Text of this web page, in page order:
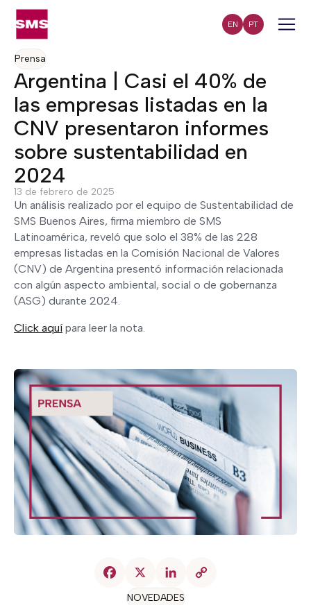
EN PT
Prensa
Argentina | Casi el 40% de
las empresas listadas en la
CNV presentaron informes
sobre sustentabilidad en
2024
13 de febrero de 2025
Un análisis realizado por el equipo de Sustentabilidad de
SMS Buenos Aires, firma miembro de SMS
Latinoamérica, reveló que solo el 38% de las 228
empresas listadas en la Comisión Nacional de Valores
(CNV) de Argentina presentó información relacionada
con algún aspecto ambiental, social o de gobernanza
(ASG) durante 2024.
Click aquí para leer la nota.
NOVEDADES